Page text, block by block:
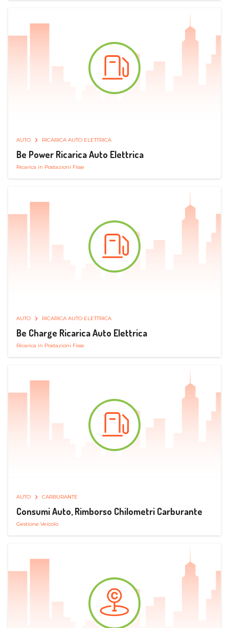
AUTO RICARICA AUTO ELETTRICA
Be Power Ricarica Auto Elettrica
Ricarica in Postazioni Fisse
AUTO RICARICA AUTO ELETTRICA
Be Charge Ricarica Auto Elettrica
Ricarica in Postazioni Fisse
AUTO CARBURANTE
Consumi Auto, Rimborso Chilometri Carburante
Gestione Veicolo